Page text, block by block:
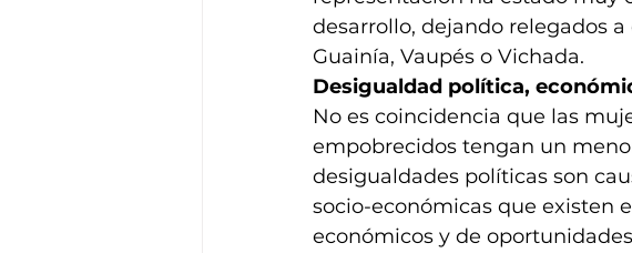
desarrollo, dejando relegados
Guainía, Vaupés o Vichada.
Desigualdad política,
No es coincidencia que las
empobrecidos tengan un
desigualdades políticas son
socio-económicas que existen
económicos y de